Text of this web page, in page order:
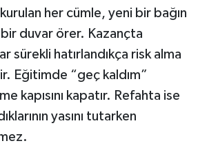
her cümle, yeni bir bağın
duvar örer. Kazançta
sürekli hatırlandıkça risk alma
Eğitimde “geç kaldım”
kapısını kapatır. Refahta ise
yasını tutarken